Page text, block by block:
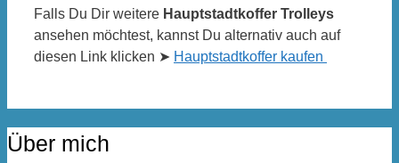
Falls Du Dir weitere Hauptstadtkoffer Trolleys
ansehen möchtest, kannst Du alternativ auch auf
diesen Link klicken ➤ Hauptstadtkoffer kaufen
Über mich